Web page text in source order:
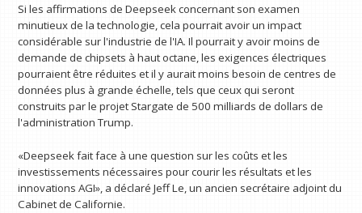
Si les affirmations de Deepseek concernant son examen
minutieux de la technologie, cela pourrait avoir un impact
considérable sur l'industrie de l'IA. Il pourrait y avoir moins de
demande de chipsets à haut octane, les exigences électriques
pourraient être réduites et il y aurait moins besoin de centres de
données plus à grande échelle, tels que ceux qui seront
construits par le projet Stargate de 500 milliards de dollars de
l'administration Trump.
«Deepseek fait face à une question sur les coûts et les
investissements nécessaires pour courir les résultats et les
innovations AGI», a déclaré Jeff Le, un ancien secrétaire adjoint du
Cabinet de Californie.